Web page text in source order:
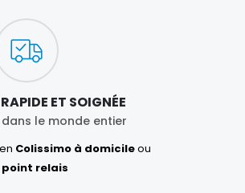
ET SOIGNÉE
dans le monde entier
Colissimo à domicileou
point relais